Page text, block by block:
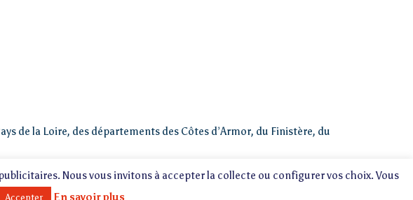
de la Loire, des départements des Côtes d’Armor, du Finistère, du
Nous vous invitons à accepter la collecte ou configurer vos choix. Vous
Accepter En savoir plus